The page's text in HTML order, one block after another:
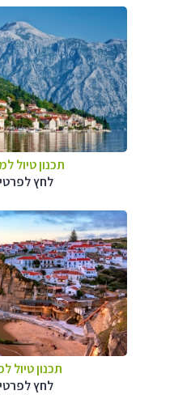
תכנון טיול
לחץ
תכנון טיול
לחץ